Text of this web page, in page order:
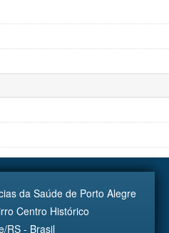
da Saúde de Porto Alegre
Centro Histórico
RS - Brasil